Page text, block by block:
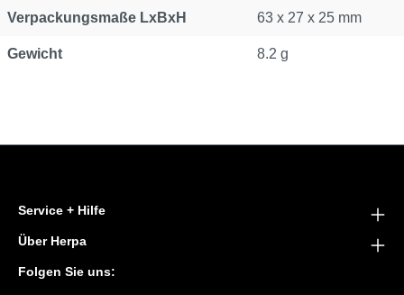
Verpackungsmaße LxBxH 63 x 27 x 25 mm
Gewicht 8.2 g
Service + Hilfe
Über Herpa
Folgen Sie uns: